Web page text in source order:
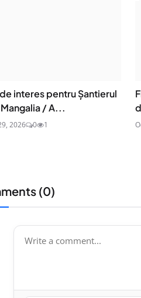
interes pentru Șantierul
/ A...
2026 0 1
(0)